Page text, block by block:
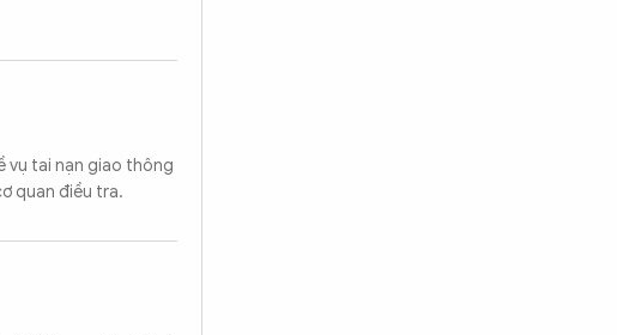
vụ tai nạn giao thông
quan điều tra.